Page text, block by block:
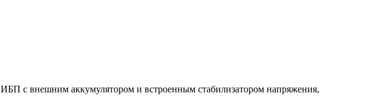
ИБП с внешним аккумулятором и встроенным стабилизатором напряжения,